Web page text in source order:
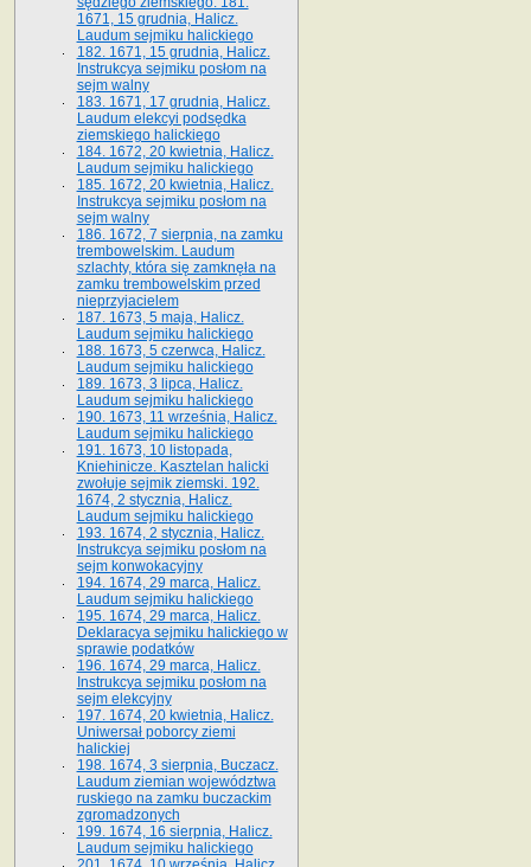
1671, 15 grudnia, Halicz.
Laudum sejmiku halickiego
182. 1671, 15 grudnia, Halicz.
Instrukcya sejmiku posłom na
sejm walny
183. 1671, 17 grudnia, Halicz.
Laudum elekcyi podsędka
ziemskiego halickiego
184. 1672, 20 kwietnia, Halicz.
Laudum sejmiku halickiego
185. 1672, 20 kwietnia, Halicz.
Instrukcya sejmiku posłom na
sejm walny
186. 1672, 7 sierpnia, na zamku
trembowelskim. Laudum
szlachty, która się zamknęła na
zamku trembowelskim przed
nieprzyjacielem
187. 1673, 5 maja, Halicz.
Laudum sejmiku halickiego
188. 1673, 5 czerwca, Halicz.
Laudum sejmiku halickiego
189. 1673, 3 lipca, Halicz.
Laudum sejmiku halickiego
190. 1673, 11 września, Halicz.
Laudum sejmiku halickiego
191. 1673, 10 listopada,
Kniehinicze. Kasztelan halicki
zwołuje sejmik ziemski. 192.
1674, 2 stycznia, Halicz.
Laudum sejmiku halickiego
193. 1674, 2 stycznia, Halicz.
Instrukcya sejmiku posłom na
sejm konwokacyjny
194. 1674, 29 marca, Halicz.
Laudum sejmiku halickiego
195. 1674, 29 marca, Halicz.
Deklaracya sejmiku halickiego w
sprawie podatków
196. 1674, 29 marca, Halicz.
Instrukcya sejmiku posłom na
sejm elekcyjny
197. 1674, 20 kwietnia, Halicz.
Uniwersał poborcy ziemi
halickiej
198. 1674, 3 sierpnia, Buczacz.
Laudum ziemian województwa
ruskiego na zamku buczackim
zgromadzonych
199. 1674, 16 sierpnia, Halicz.
Laudum sejmiku halickiego